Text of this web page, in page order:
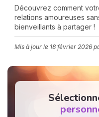
Découvrez comment
relations amoureuses
bienveillants à partager !
Mis à jour le 18 février 2026